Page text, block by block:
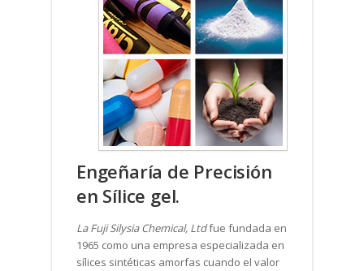
Engeñaría de Precisión
en Sílice gel.
La Fuji Silysia Chemical, Ltdfue fundada en
1965 como una empresa especializada en
sílices sintéticas amorfas cuando el valor